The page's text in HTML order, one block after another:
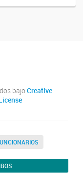
bajo Creative